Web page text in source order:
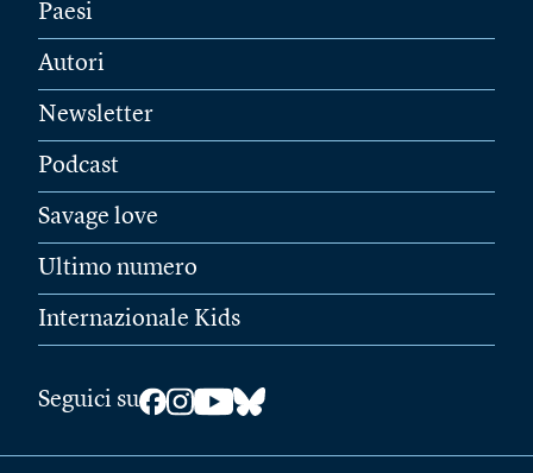
Paesi
Autori
Newsletter
Podcast
Savage love
Ultimo numero
Internazionale Kids
Seguici su